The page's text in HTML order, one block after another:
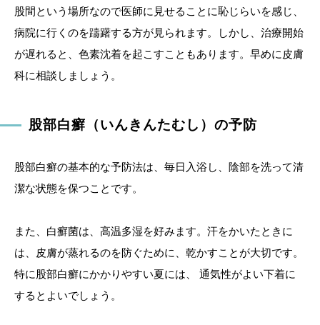
股間という場所なので医師に見せることに恥じらいを感じ、
病院に行くのを躊躇する方が見られます。しかし、治療開始
が遅れると、色素沈着を起こすこともあります。早めに皮膚
科に相談しましょう。
股部白癬（いんきんたむし）の予防
股部白癬の基本的な予防法は、毎日入浴し、陰部を洗って清
潔な状態を保つことです。
また、白癬菌は、高温多湿を好みます。汗をかいたときに
は、皮膚が蒸れるのを防ぐために、乾かすことが大切です。
特に股部白癬にかかりやすい夏には、 通気性がよい下着に
するとよいでしょう。